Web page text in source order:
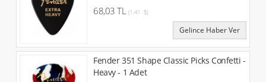
68,03 TL (1,41 $)
Gelince Haber Ver
Fender 351 Shape Classic Picks Confetti -
Heavy - 1 Adet